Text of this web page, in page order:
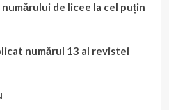
de licee la cel puțin
numărul 13 al revistei